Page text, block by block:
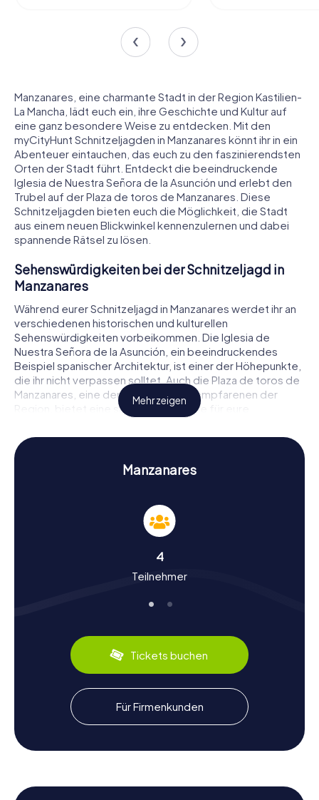
Manzanares, eine charmante Stadt in der Region Kastilien-
La Mancha, lädt euch ein, ihre Geschichte und Kultur auf
eine ganz besondere Weise zu entdecken. Mit den
myCityHunt Schnitzeljagden in Manzanares könnt ihr in ein
Abenteuer eintauchen, das euch zu den faszinierendsten
Orten der Stadt führt. Entdeckt die beeindruckende
Iglesia de Nuestra Señora de la Asunción und erlebt den
Trubel auf der Plaza de toros de Manzanares. Diese
Schnitzeljagden bieten euch die Möglichkeit, die Stadt
aus einem neuen Blickwinkel kennenzulernen und dabei
spannende Rätsel zu lösen.
Sehenswürdigkeiten bei der Schnitzeljagd in
Manzanares
Während eurer Schnitzeljagd in Manzanares werdet ihr an
verschiedenen historischen und kulturellen
Sehenswürdigkeiten vorbeikommen. Die Iglesia de
Nuestra Señora de la Asunción, ein beeindruckendes
Beispiel spanischer Architektur, ist einer der Höhepunkte,
die ihr nicht verpassen solltet. Auch die Plaza de toros de
Manzanares, eine der ältesten Stierkampfarenen der
Region, bietet eine spannende Kulisse für eure
Mirador de Azuer, von der aus ihr einen fantastischen Blick
über die Stadt genießen könnt. Jede dieser
Sehenswürdigkeiten birgt ihre eigenen Geheimnisse, die
ihr während eurer Schnitzeljagd in Manzanares entdecken
Geschichte und Kultur entdecken bei der
Schnitzeljagd in Manzanares
Die myCityHunt Schnitzeljagden in Manzanares sind nicht
nur ein Abenteuer, sondern auch eine Reise durch die
reiche Vergangenheit, die bis ins Mittelalter zurückreicht.
Handelsroute zwischen Kastilien und Andalusien. Diese
historische Bedeutung spiegelt sich in den prächtigen
Gebäuden und Denkmälern wider, die ihr während der
Schnitzeljagd erkunden könnt. Wusstet ihr, dass
Manzanares für seine Weinproduktion bekannt ist? Die
Region bietet einige der besten Weine Spaniens, die ihr
unbedingt probieren solltet. Ebenso könnt ihr die lokale
Gastronomie entdecken, die für ihre köstlichen
Manchego-Käse-Spezialitäten berühmt ist.
Umgebung erkunden
Mehr zeigen
Manzanares
4
Teilnehmer
Tickets buchen
Für Firmenkunden